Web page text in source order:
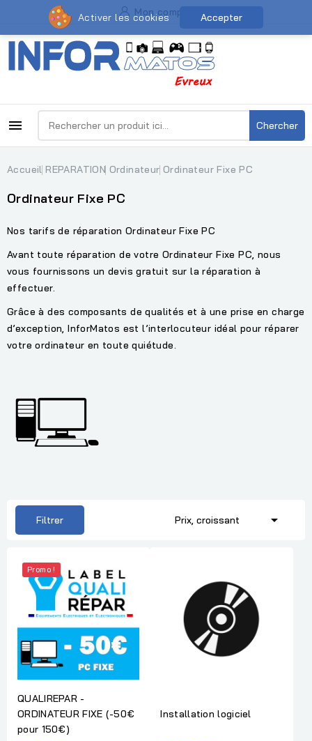
Mon compte
 Chercher
Accueil REPARATION Ordinateur Ordinateur Fixe PC
Ordinateur Fixe PC
Nos tarifs de réparation Ordinateur Fixe PC
Avant toute réparation de votre Ordinateur Fixe PC, nous
vous fournissons un devis gratuit sur la réparation à
effectuer.
Grâce à des composants de qualités et à une prise en charge
d’exception, InforMatos est l’interlocuteur idéal pour réparer
votre ordinateur en toute quiétude.
Filtrer Prix, croissant 
Promo !
QUALIREPAR -
ORDINATEUR FIXE (-50€
pour 150€)
Installation logiciel
Activer les cookies Accepter